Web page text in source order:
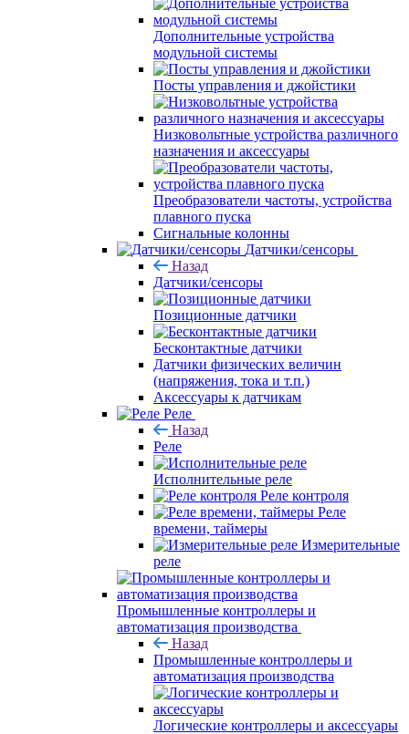
Дополнительные устройства
модульной системы
Посты управления и джойстики
Низковольтные устройства различного
назначения и аксессуары
Преобразователи частоты, устройства
плавного пуска
Сигнальные колонны
Датчики/сенсоры
Назад
Датчики/сенсоры
Позиционные датчики
Бесконтактные датчики
Датчики физических величин
(напряжения, тока и т.п.)
Аксессуары к датчикам
Реле
Назад
Реле
Исполнительные реле
Реле контроля
Реле
времени, таймеры
Измерительные
реле
Промышленные контроллеры и
автоматизация производства
Назад
Промышленные контроллеры и
автоматизация производства
Логические контроллеры и аксессуары